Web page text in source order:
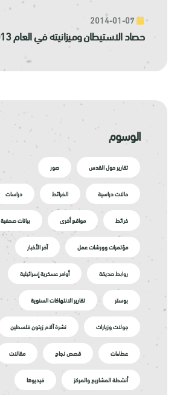
حصاد الاستيطان وميزانيته في العام 2013
الوسوم
تقارير حول القدس صور
حالات دراسية الخرائط دراسات
خرائط مواقع أخرى بيانات صحفية
مؤتمرات وورشات عمل آخر الأخبار
روابط صديقة أوامر عسكرية إسرائيلية
بوستر تقارير الانتهاكات السنوية
جولات وزيارات نشرة آلام زيتون فلسطين
عطاءات قصص نجاح مقالات
أنشطة المشاريع والمركز فيديوها